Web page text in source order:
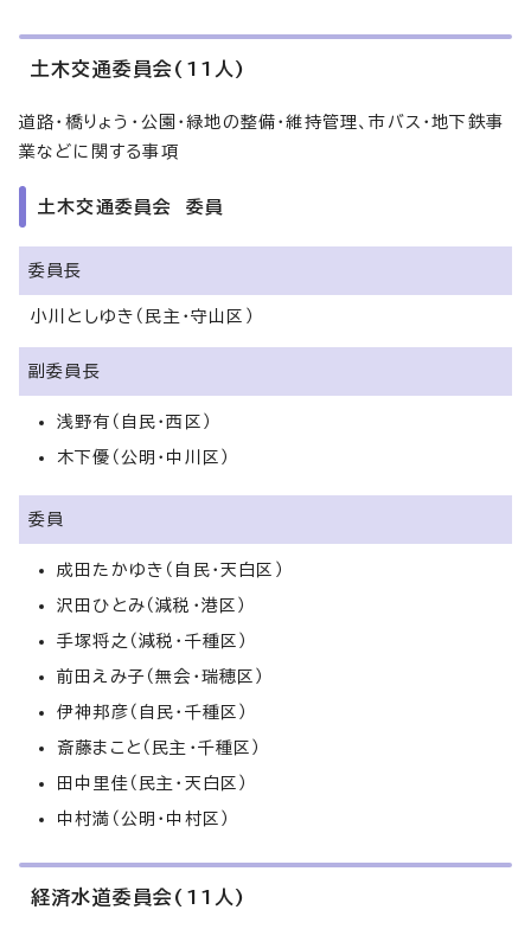
土木交通委員会(11人)
道路・橋りょう・公園・緑地の整備・維持管理、市バス・地下鉄事
業などに関する事項
土木交通委員会 委員
委員長
小川としゆき（民主・守山区）
副委員長
浅野有（自民・西区）
木下優（公明・中川区）
委員
成田たかゆき（自民・天白区）
沢田ひとみ（減税・港区）
手塚将之（減税・千種区）
前田えみ子（無会・瑞穂区）
伊神邦彦（自民・千種区）
斎藤まこと（民主・千種区）
田中里佳（民主・天白区）
中村満（公明・中村区）
経済水道委員会(11人)